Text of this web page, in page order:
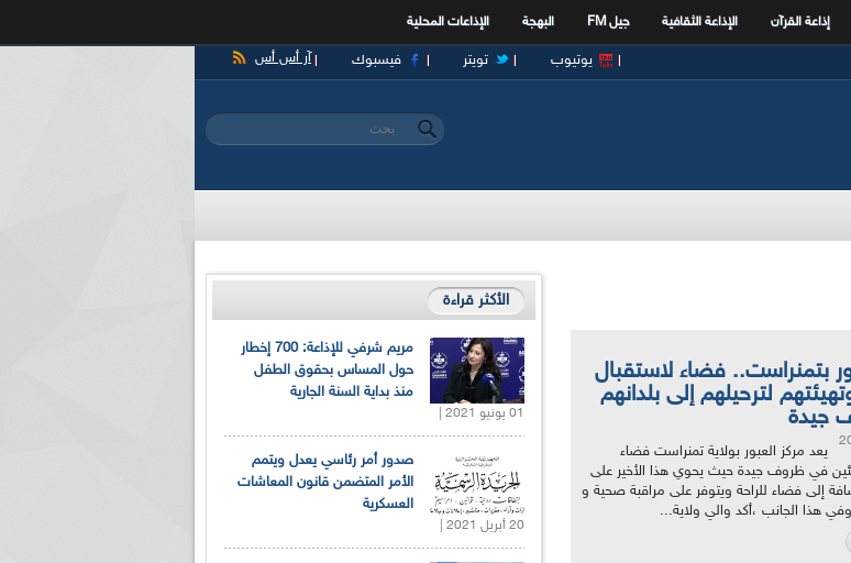
إذاعة القرآن الإذاعة الثقافية جيل FM البهجة الإذاعات المحلية
آر أس أس فيسبوك تويتر يوتيوب
استمارة البحث
‏بحث ‏
بتمنراست.. فضاء لاستقبال
لترحيلهم إلى بلدانهم
جيدة
يعد مركز العبور بولاية تمنراست فضاء
في ظروف جيدة حيث يحوي هذا الأخير على
إلى فضاء للراحة ويتوفر على مراقبة صحية و
هذا الجانب ،أكد والي ولاية...
الأكثر قراءة
مريم شرفي للإذاعة: 700 إخطار
حول المساس بحقوق الطفل
منذ بداية السنة الجارية
01 يونيو 2021 |
صدور أمر رئاسي يعدل ويتمم
الأمر المتضمن قانون المعاشات
العسكرية
20 أبريل 2021 |